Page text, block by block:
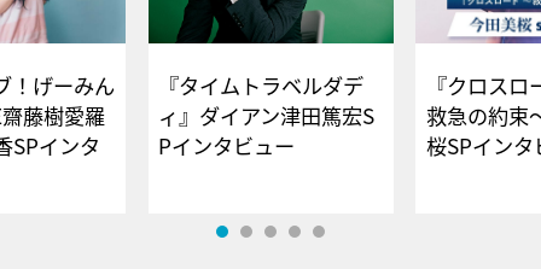
！げーみん
藤樹愛羅
SPインタ
『タイムトラベルダデ
ィ』ダイアン津田篤宏S
Pインタビュー
『クロス
救急の約束
桜SPイ